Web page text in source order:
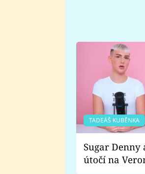
TADEÁŠ KUBĚNKA
Sugar Denny
útočí na